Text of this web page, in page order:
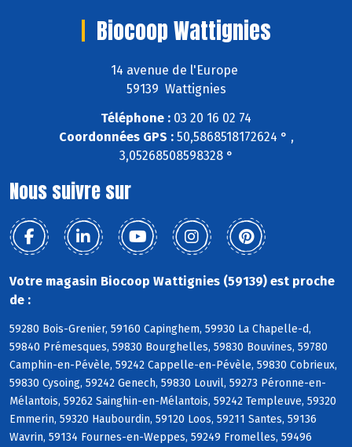
Biocoop Wattignies
14 avenue de l'Europe
59139 Wattignies
Téléphone : 03 20 16 02 74
Coordonnées GPS :50,5868518172624 ° ,
3,05268508598328 °
Nous suivre sur
Votre magasin Biocoop Wattignies (59139) est proche
de :
59280 Bois-Grenier, 59160 Capinghem, 59930 La Chapelle-d,
59840 Prémesques, 59830 Bourghelles, 59830 Bouvines, 59780
Camphin-en-Pévèle, 59242 Cappelle-en-Pévèle, 59830 Cobrieux,
59830 Cysoing, 59242 Genech, 59830 Louvil, 59273 Péronne-en-
Mélantois, 59262 Sainghin-en-Mélantois, 59242 Templeuve, 59320
Emmerin, 59320 Haubourdin, 59120 Loos, 59211 Santes, 59136
Wavrin, 59134 Fournes-en-Weppes, 59249 Fromelles, 59496